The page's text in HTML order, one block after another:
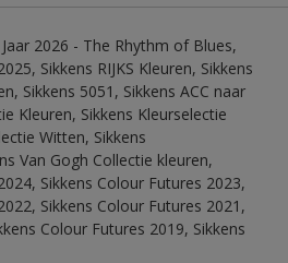
2026 - The Rhythm of Blues,
Sikkens RIJKS Kleuren, Sikkens
Sikkens 5051, Sikkens ACC naar
Kleuren, Sikkens Kleurselectie
Witten, Sikkens
Van Gogh Collectie kleuren,
Sikkens Colour Futures 2023,
Sikkens Colour Futures 2021,
Colour Futures 2019, Sikkens